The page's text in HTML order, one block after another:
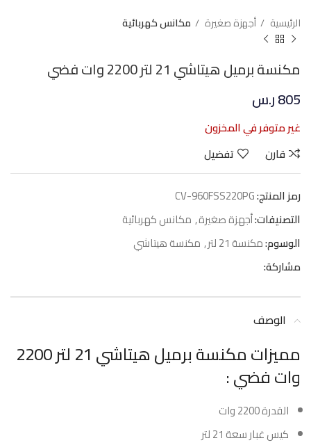
الرئيسية أجهزة صغيرة مكانس كهربائية
مكنسة برميل هيتاشي 21 لتر 2200 وات فضي
805ر.س
غير متوفر في المخزون
قارن
تفضيل
رمز المنتج:CV-960FSS220PG
التصنيفات:أجهزة صغيرة, مكانس كهربائية
الوسوم:مكنسة 21 لتر , مكنسة هيتاشي
مشاركة:
الوصف
مميزات مكنسة برميل هيتاشي 21 لتر 2200
وات فضي :
القدرة 2200 وات
كيس غبار سعة 21 لتر